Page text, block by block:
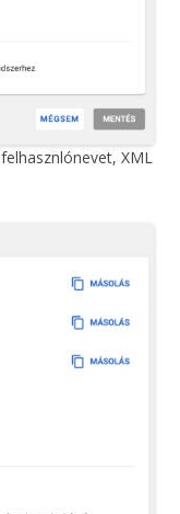
XML